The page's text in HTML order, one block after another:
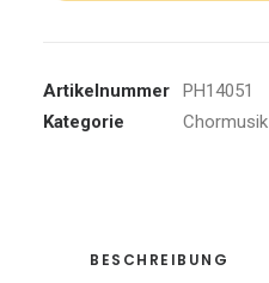
Artikelnummer
PH14051
Kategorie
Chormusik
BESCHREIBUNG